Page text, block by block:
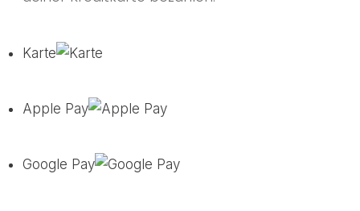
Karte
Apple Pay
Google Pay